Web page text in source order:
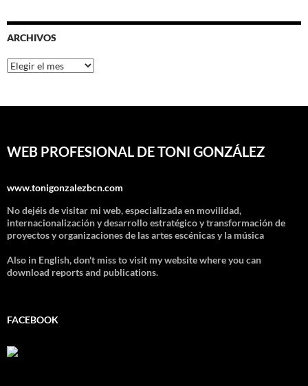
ARCHIVOS
Archivos
WEB PROFESIONAL DE TONI GONZÁLEZ
www.tonigonzalezbcn.com
No dejéis de visitar mi web, especializada en movilidad,
internacionalización y desarrollo estratégico y transformación de
proyectos y organizaciones de las artes escénicas y la música
Also in English, don't miss to visit my website where you can
download reports and publications.
FACEBOOK